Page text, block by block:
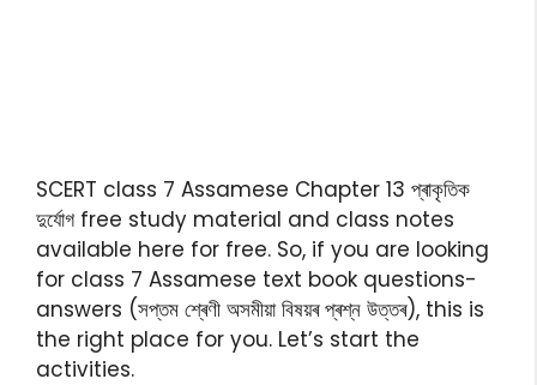
SCERT class 7 Assamese Chapter 13 প্ৰাকৃতিক
দুৰ্যোগ free study material and class notes
available here for free. So, if you are looking
for class 7 Assamese text book questions-
answers (সপ্তম শ্ৰেণী অসমীয়া বিষয়ৰ প্ৰশ্ন উত্তৰ), this is
the right place for you. Let’s start the
activities.